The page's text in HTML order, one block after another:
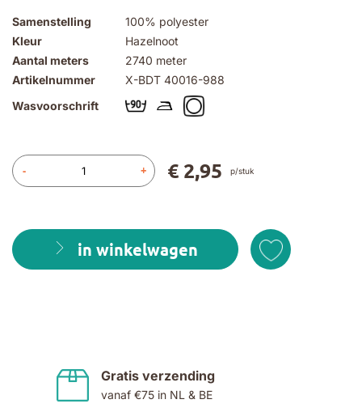
Samenstelling
100% polyester
Kleur
Hazelnoot
Aantal meters
2740 meter
Artikelnummer
X-BDT 40016-988
Wasvoorschrift
- +
in winkelwagen
€ 2,95 p/stuk
Gratis verzending
vanaf €75 in NL & BE